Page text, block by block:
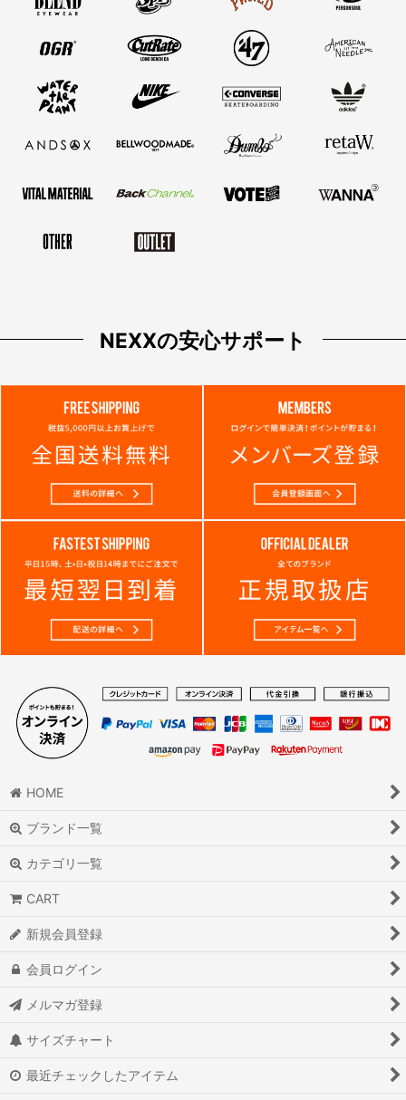
NEXXの安心サポート
HOME
ブランド一覧
カテゴリ一覧
CART
新規会員登録
会員ログイン
メルマガ登録
サイズチャート
最近チェックしたアイテム